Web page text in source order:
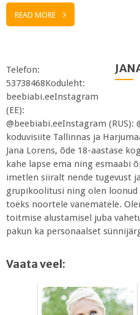
READ MORE
Telefon:
53738468Koduleht:
beebiabi.eeInstagram
(EE):
@beebiabi.eeInstagram (RUS):
koduvisiite Tallinnas ja
Jana Lorens, õde 18-aastase
kahe lapse ema ning esmaabi
imetlen siiralt nende tugevust
grupikoolitusi ning olen
toeks noortele vanematele.
toitmise alustamisel juba
pakun ka personaalset
Vaata veel: